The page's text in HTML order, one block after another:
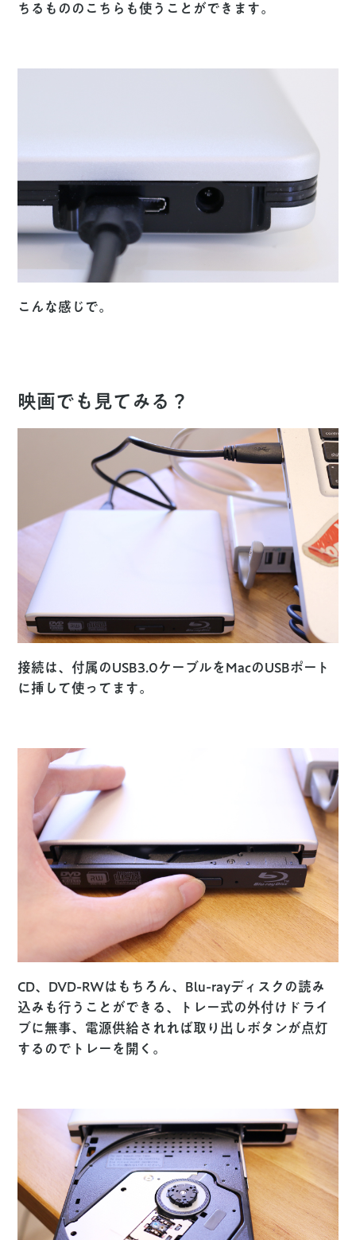
ちるもののこちらも使うことができます。
こんな感じで。
映画でも見てみる？
接続は、付属のUSB3.0ケーブルをMacのUSBポート
に挿して使ってます。
CD、DVD-RWはもちろん、Blu-rayディスクの読み
込みも行うことができる、トレー式の外付けドライ
ブに無事、電源供給されれば取り出しボタンが点灯
するのでトレーを開く。